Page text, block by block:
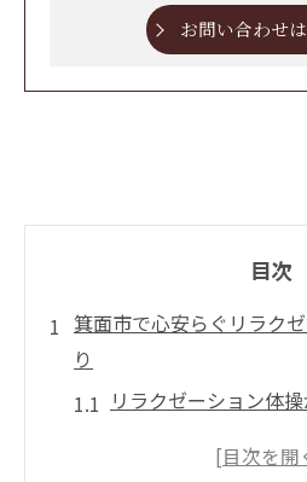
お問い合わせ
目次
箕面市で心安らぐリラク
り
リラクゼーション体